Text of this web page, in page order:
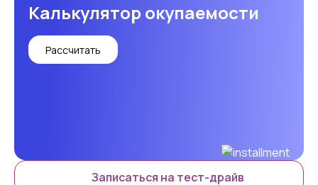
Калькулятор окупаемости
Рассчитать
Записаться на тест-драйв